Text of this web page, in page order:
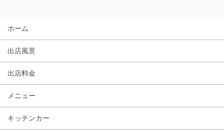
ホーム
出店風景
出店料金
メニュー
キッチンカー